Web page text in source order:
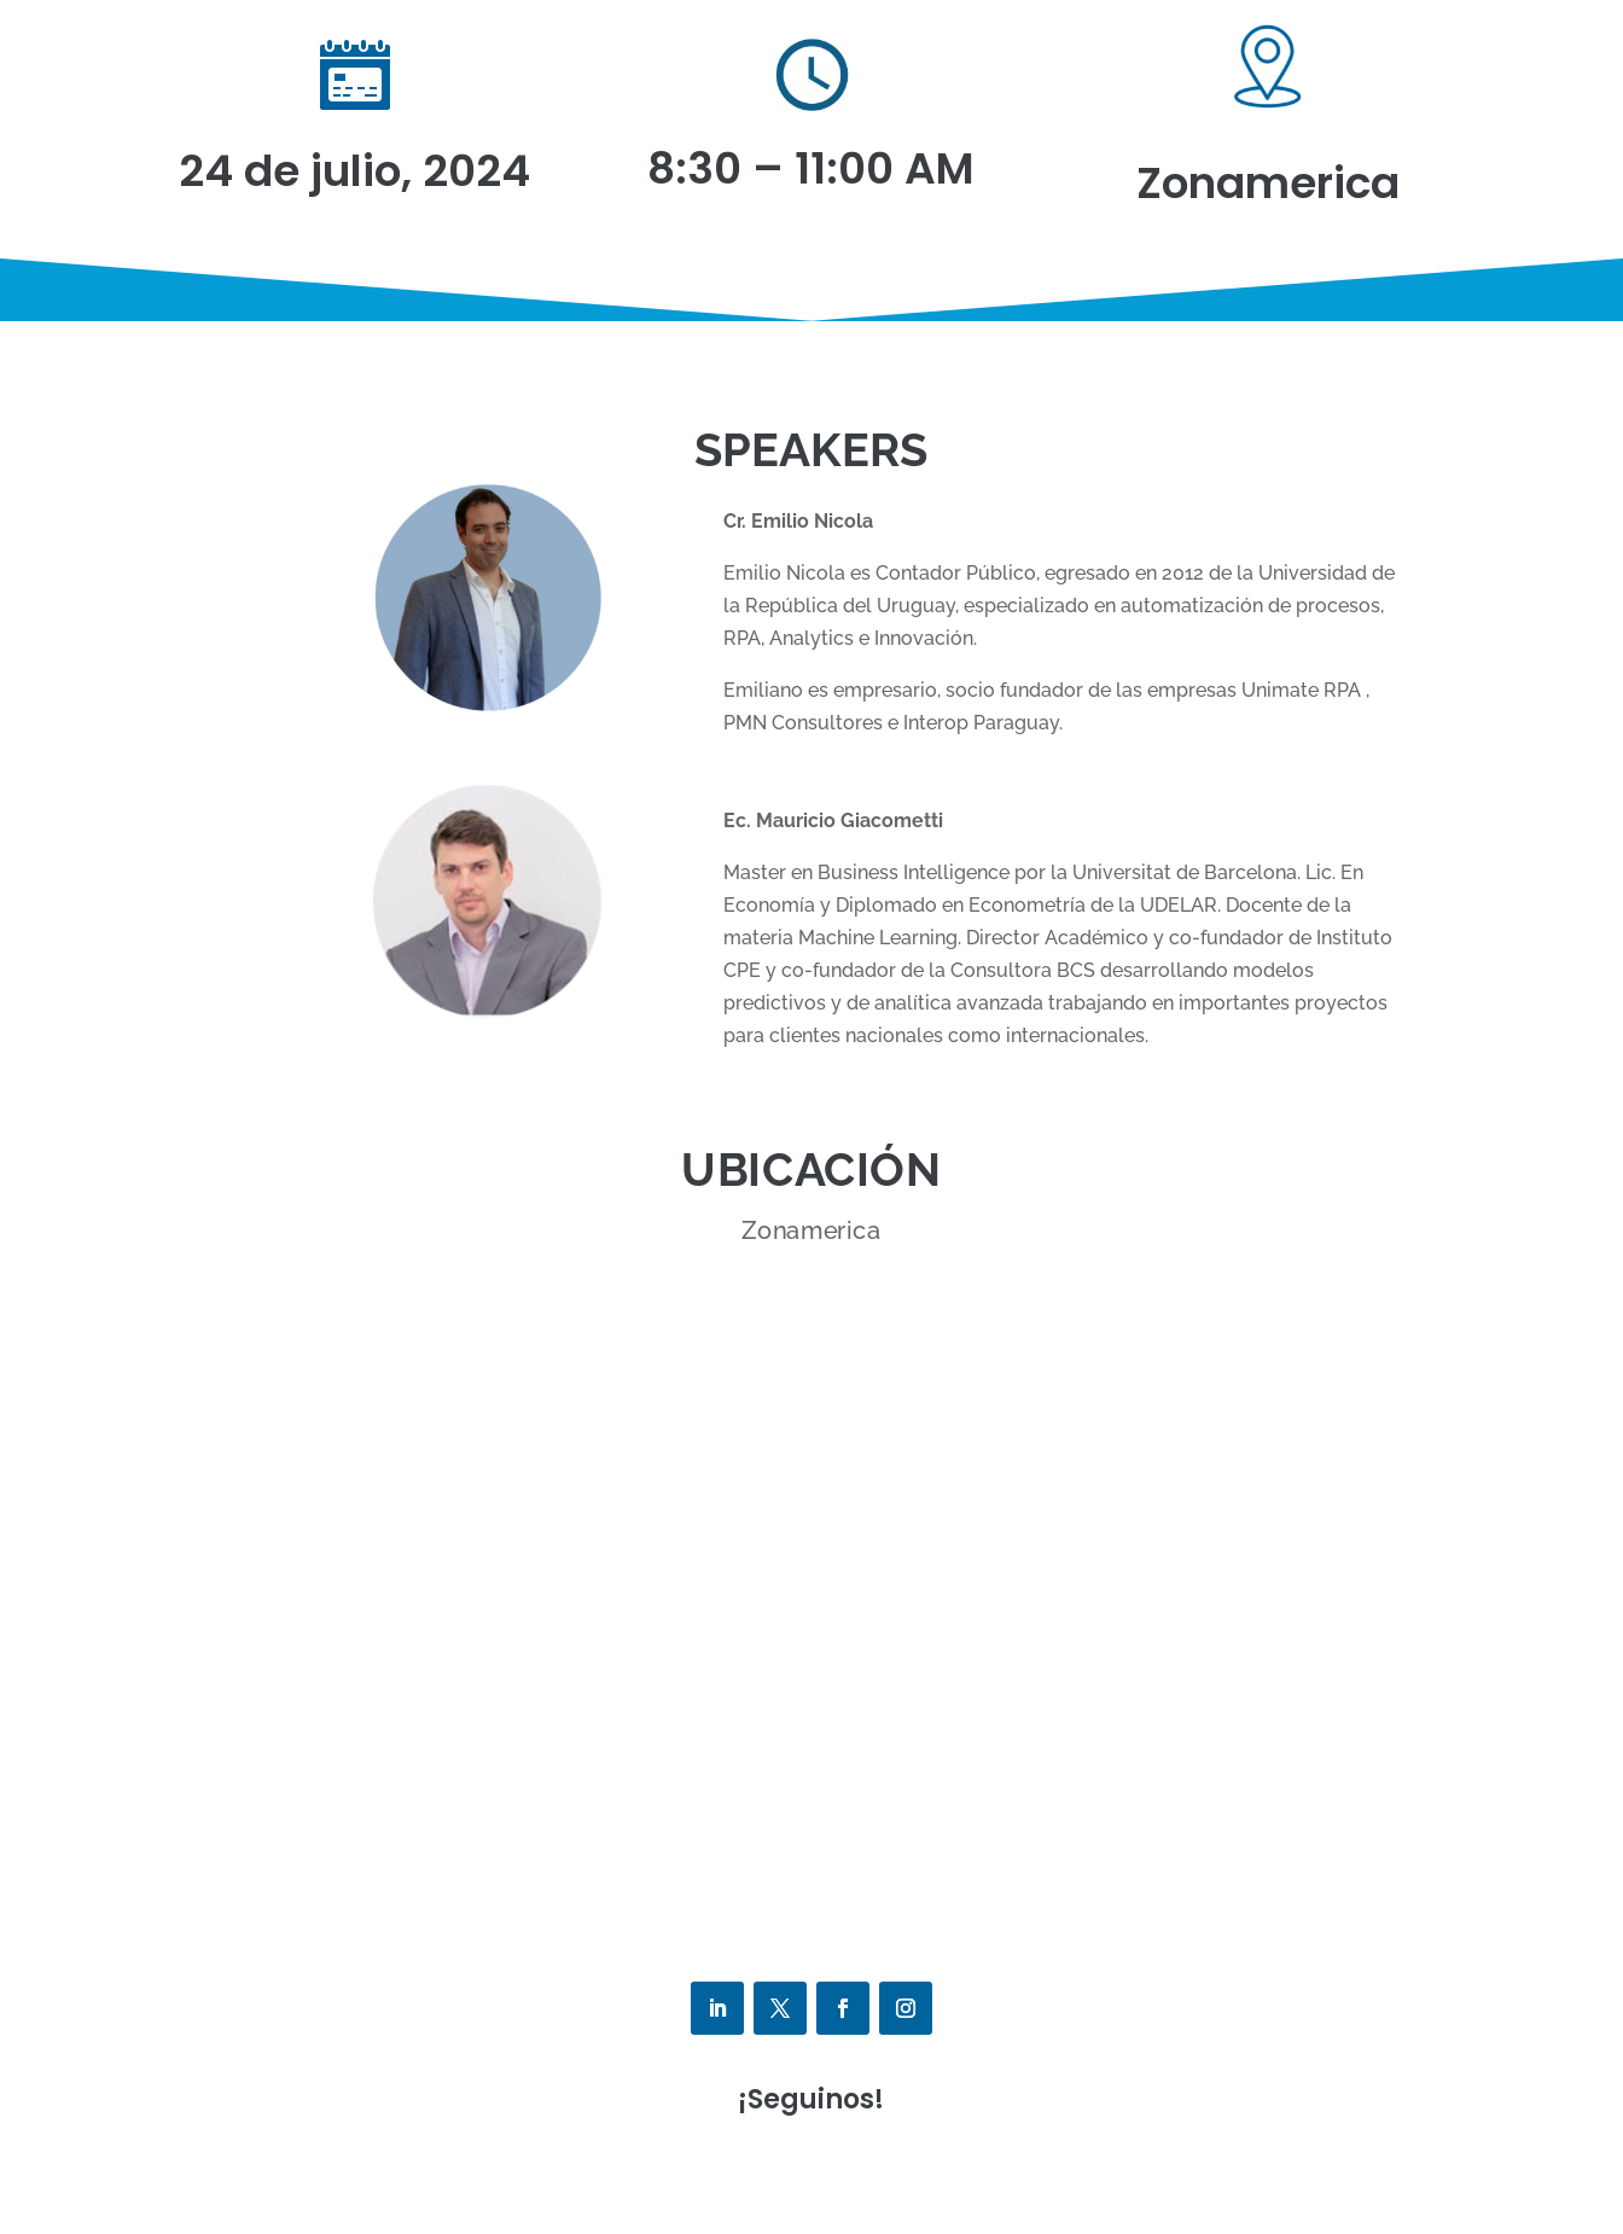
24 de julio, 2024 8:30 – 11:00 AM Zonamerica
SPEAKERS
Cr. Emilio Nicola
Emilio Nicola es Contador Público, egresado en 2012 de la Universidad de
la República del Uruguay, especializado en automatización de procesos,
RPA, Analytics e Innovación.
Emiliano es empresario, socio fundador de las empresas Unimate RPA ,
PMN Consultores e Interop Paraguay.
Ec. Mauricio Giacometti
Master en Business Intelligence por la Universitat de Barcelona. Lic. En
Economía y Diplomado en Econometría de la UDELAR. Docente de la
materia Machine Learning. Director Académico y co-fundador de Instituto
CPE y co-fundador de la Consultora BCS desarrollando modelos
predictivos y de analítica avanzada trabajando en importantes proyectos
para clientes nacionales como internacionales.
UBICACIÓN
Zonamerica
¡Seguinos!